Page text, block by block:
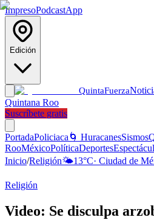
ImpresoPodcastApp
Edición
QuintaFuerza
Quintana Roo
Suscríbete gratis
PortadaPoliciaca 🌀 HuracanesSismos
RooMéxicoPolíticaDeportes
Inicio/Religión🌤️13°C· Ciudad de
Religión
Video: Se disculpa